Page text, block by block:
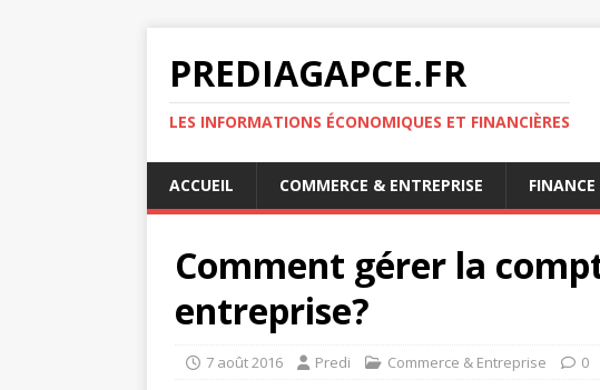
PREDIAGAPCE.FR
LES INFORMATIONS ÉCONOMIQUES ET FINANCIÈRES
ACCUEIL COMMERCE & ENTREPRISE
Comment gérer la
entreprise?
7 août 2016 Predi Commerce & Entreprise 0